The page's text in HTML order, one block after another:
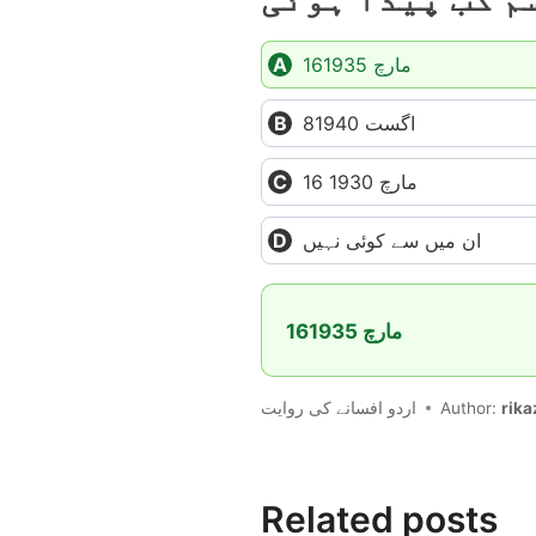
16مارچ 1935
8اگست 1940
16 مارچ 1930
ان میں سے کوئی نہیں
اردو افسانے کی روایت Author:
Related posts